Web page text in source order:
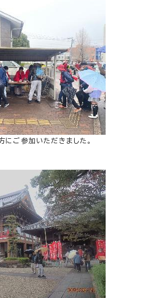
にご参加いただきました。